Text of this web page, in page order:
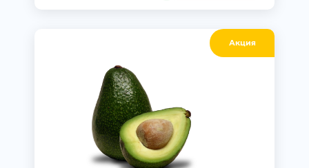
Акция